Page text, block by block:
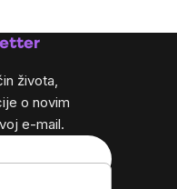
života,
o novim
e-mail.